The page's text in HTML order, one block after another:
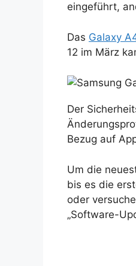
eingeführt,
Das Galaxy
12 im März
Der
Bezug auf
Um die
bis es die
oder
„Software-